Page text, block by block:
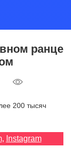
ранце
200 тысяч
, Instagram